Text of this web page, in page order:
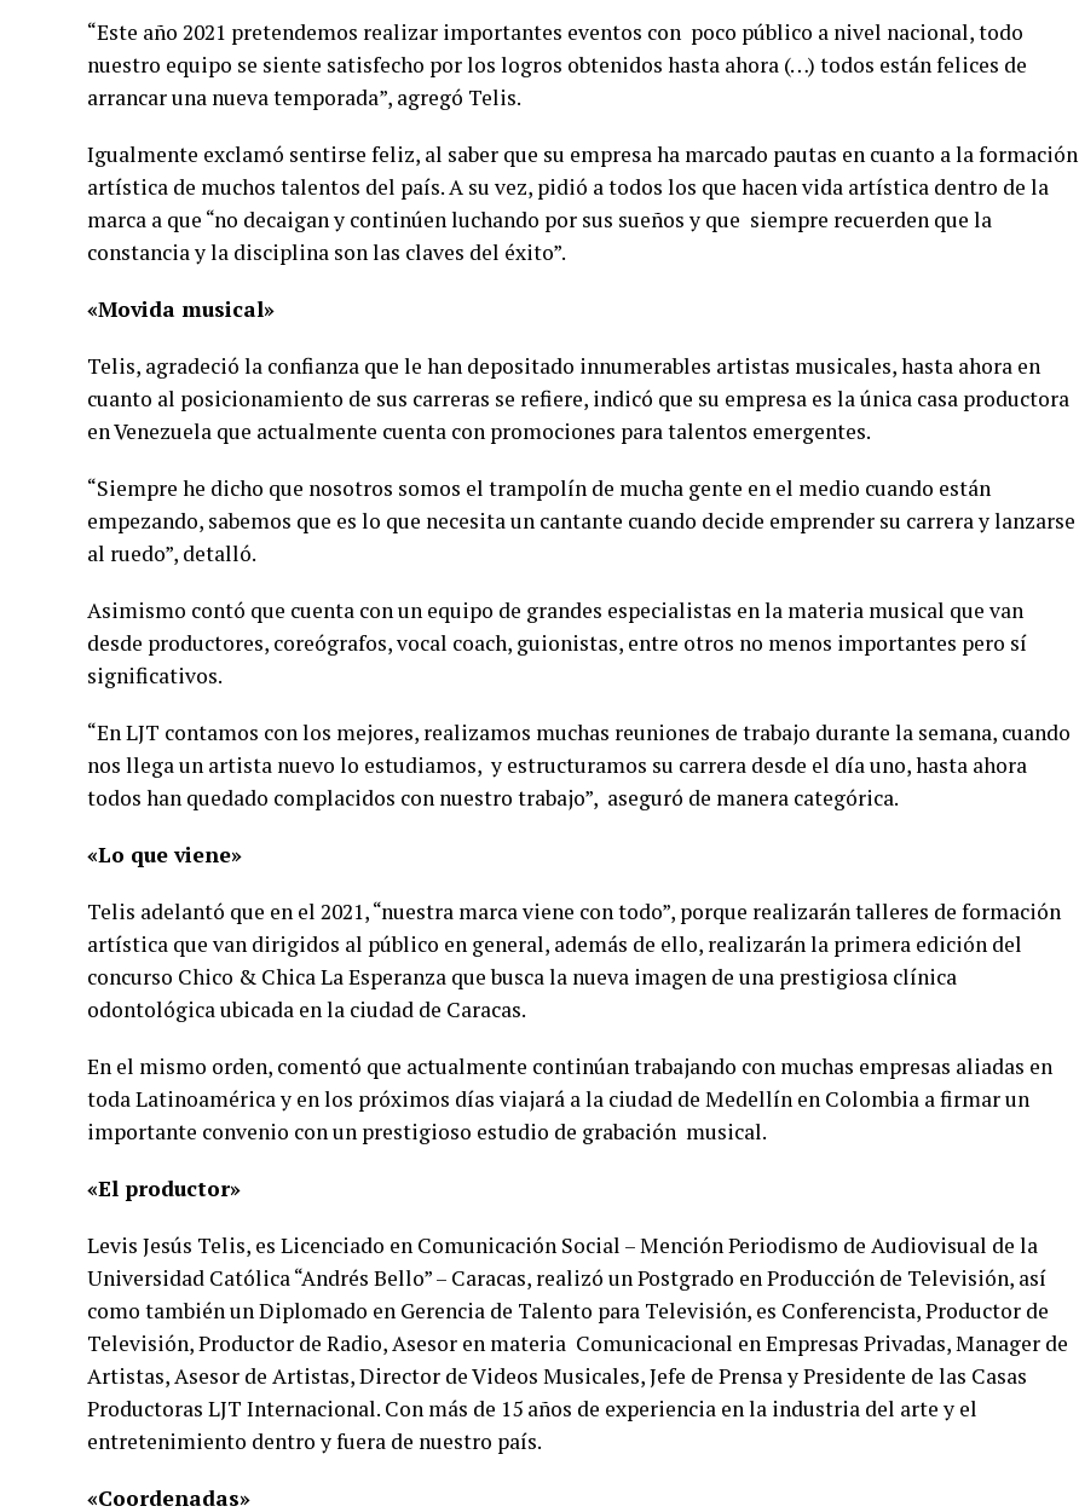
“Este año 2021 pretendemos realizar importantes eventos con poco público a nivel nacional, todo
nuestro equipo se siente satisfecho por los logros obtenidos hasta ahora (…) todos están felices de
arrancar una nueva temporada”, agregó Telis.
Igualmente exclamó sentirse feliz, al saber que su empresa ha marcado pautas en cuanto a la formación
artística de muchos talentos del país. A su vez, pidió a todos los que hacen vida artística dentro de la
marca a que “no decaigan y continúen luchando por sus sueños y que siempre recuerden que la
constancia y la disciplina son las claves del éxito”.
«Movida musical»
Telis, agradeció la confianza que le han depositado innumerables artistas musicales, hasta ahora en
cuanto al posicionamiento de sus carreras se refiere, indicó que su empresa es la única casa productora
en Venezuela que actualmente cuenta con promociones para talentos emergentes.
“Siempre he dicho que nosotros somos el trampolín de mucha gente en el medio cuando están
empezando, sabemos que es lo que necesita un cantante cuando decide emprender su carrera y lanzarse
al ruedo”, detalló.
Asimismo contó que cuenta con un equipo de grandes especialistas en la materia musical que van
desde productores, coreógrafos, vocal coach, guionistas, entre otros no menos importantes pero sí
significativos.
“En LJT contamos con los mejores, realizamos muchas reuniones de trabajo durante la semana, cuando
nos llega un artista nuevo lo estudiamos, y estructuramos su carrera desde el día uno, hasta ahora
todos han quedado complacidos con nuestro trabajo”, aseguró de manera categórica.
«Lo que viene»
Telis adelantó que en el 2021, “nuestra marca viene con todo”, porque realizarán talleres de formación
artística que van dirigidos al público en general, además de ello, realizarán la primera edición del
concurso Chico & Chica La Esperanza que busca la nueva imagen de una prestigiosa clínica
odontológica ubicada en la ciudad de Caracas.
En el mismo orden, comentó que actualmente continúan trabajando con muchas empresas aliadas en
toda Latinoamérica y en los próximos días viajará a la ciudad de Medellín en Colombia a firmar un
importante convenio con un prestigioso estudio de grabación musical.
«El productor»
Levis Jesús Telis, es Licenciado en Comunicación Social – Mención Periodismo de Audiovisual de la
Universidad Católica “Andrés Bello” – Caracas, realizó un Postgrado en Producción de Televisión, así
como también un Diplomado en Gerencia de Talento para Televisión, es Conferencista, Productor de
Televisión, Productor de Radio, Asesor en materia Comunicacional en Empresas Privadas, Manager de
Artistas, Asesor de Artistas, Director de Videos Musicales, Jefe de Prensa y Presidente de las Casas
Productoras LJT Internacional. Con más de 15 años de experiencia en la industria del arte y el
entretenimiento dentro y fuera de nuestro país.
«Coordenadas»